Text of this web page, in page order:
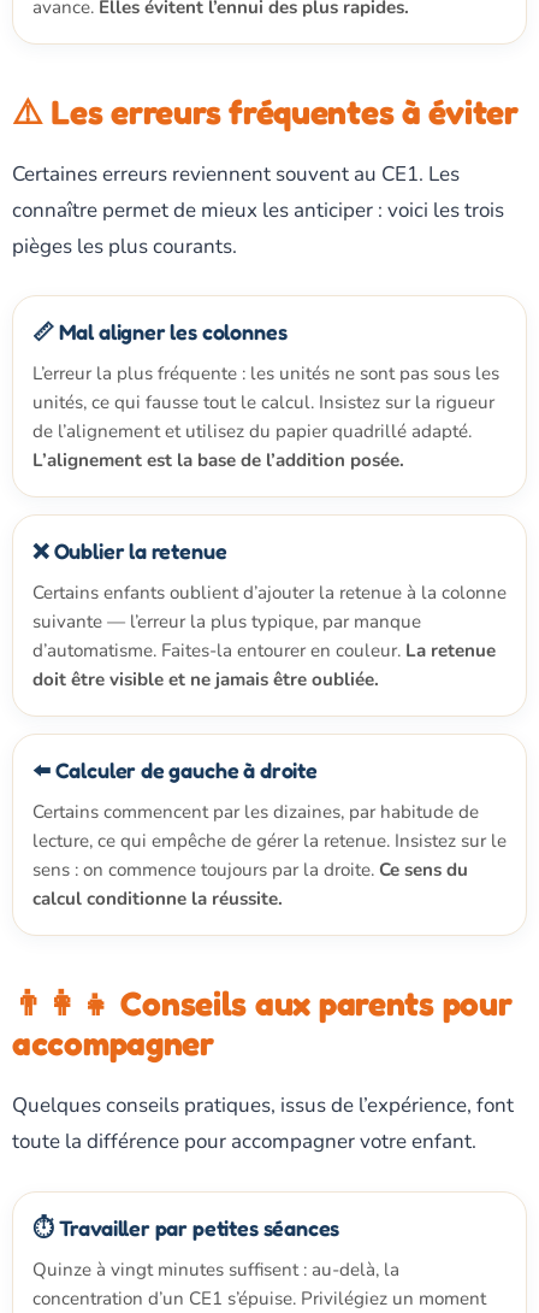
avance. Elles évitent l’ennui des plus rapides.
⚠️ Les erreurs fréquentes à éviter
Certaines erreurs reviennent souvent au CE1. Les
connaître permet de mieux les anticiper : voici les trois
pièges les plus courants.
📏 Mal aligner les colonnes
L’erreur la plus fréquente : les unités ne sont pas sous les
unités, ce qui fausse tout le calcul. Insistez sur la rigueur
de l’alignement et utilisez du papier quadrillé adapté.
L’alignement est la base de l’addition posée.
❌ Oublier la retenue
Certains enfants oublient d’ajouter la retenue à la colonne
suivante — l’erreur la plus typique, par manque
d’automatisme. Faites-la entourer en couleur. La retenue
doit être visible et ne jamais être oubliée.
⬅️ Calculer de gauche à droite
Certains commencent par les dizaines, par habitude de
lecture, ce qui empêche de gérer la retenue. Insistez sur le
sens : on commence toujours par la droite. Ce sens du
calcul conditionne la réussite.
👨‍👩‍👧 Conseils aux parents pour
accompagner
Quelques conseils pratiques, issus de l’expérience, font
toute la différence pour accompagner votre enfant.
⏱️ Travailler par petites séances
Quinze à vingt minutes suffisent : au-delà, la
concentration d’un CE1 s’épuise. Privilégiez un moment